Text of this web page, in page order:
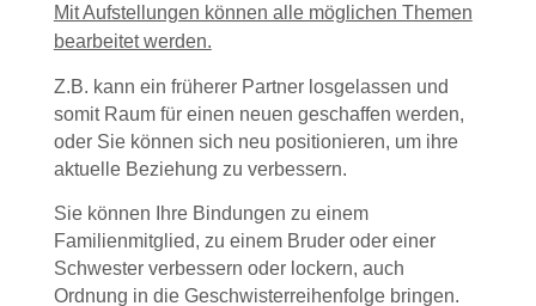
Mit Aufstellungen können alle möglichen Themen
bearbeitet werden.
Z.B. kann ein früherer Partner losgelassen und
somit Raum für einen neuen geschaffen werden,
oder Sie können sich neu positionieren, um ihre
aktuelle Beziehung zu verbessern.
Sie können Ihre Bindungen zu einem
Familienmitglied, zu einem Bruder oder einer
Schwester verbessern oder lockern, auch
Ordnung in die Geschwisterreihenfolge bringen.